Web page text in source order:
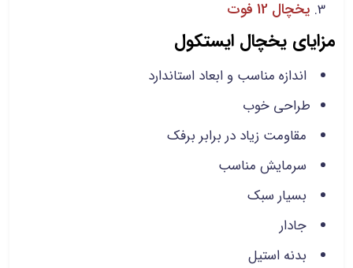
یخچال 12 فوت
مزایای یخچال ایستکول
اندازه مناسب و ابعاد استاندارد
طراحی خوب
مقاومت زیاد در برابر برفک
سرمایش مناسب
بسیار سبک
جادار
بدنه استیل